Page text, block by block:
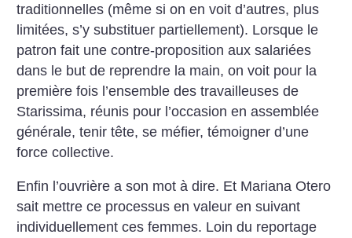
traditionnelles (même si on en voit d’autres, plus
limitées, s’y substituer partiellement). Lorsque le
patron fait une contre-proposition aux salariées
dans le but de reprendre la main, on voit pour la
première fois l’ensemble des travailleuses de
Starissima, réunis pour l’occasion en assemblée
générale, tenir tête, se méfier, témoigner d’une
force collective.
Enfin l’ouvrière a son mot à dire. Et Mariana Otero
sait mettre ce processus en valeur en suivant
individuellement ces femmes. Loin du reportage